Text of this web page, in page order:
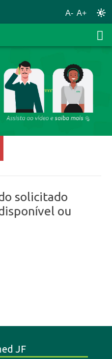
A- A+
solicitado
ou
JF